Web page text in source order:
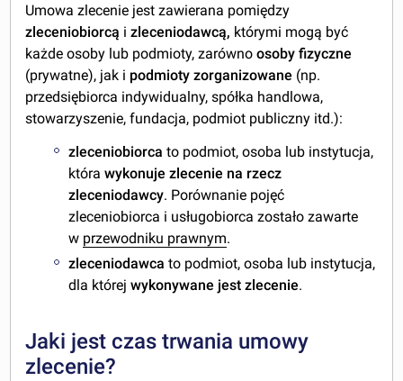
Umowa zlecenie jest zawierana pomiędzy
zleceniobiorcą izleceniodawcą, którymi mogą być
każde osoby lub podmioty, zarównoosoby fizyczne
(prywatne), jak i podmioty zorganizowane (np.
przedsiębiorca indywidualny, spółka handlowa,
stowarzyszenie, fundacja, podmiot publiczny itd.):
zleceniobiorca to podmiot, osoba lub instytucja,
którawykonuje zlecenie na rzecz
zleceniodawcy. Porównanie pojęć
zleceniobiorca i usługobiorca zostało zawarte
w przewodniku prawnym.
zleceniodawca to podmiot, osoba lub instytucja,
dla którejwykonywane jest zlecenie.
Jaki jest czas trwania umowy
zlecenie?